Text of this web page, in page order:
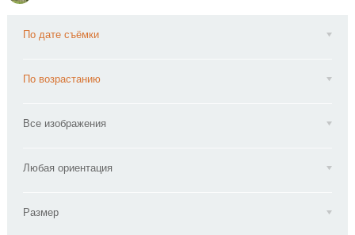
По дате съёмки
По возрастанию
Все изображения
Любая ориентация
Размер